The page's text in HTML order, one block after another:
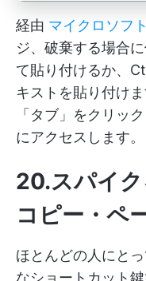
経由 マイクロソフト
ジ、破棄する場合
て貼り付けるか、
キストを貼り付け
「タブ」をクリッ
にアクセスします。
20.スパイク
コピー・ペ
ほとんどの人にと
なショートカット